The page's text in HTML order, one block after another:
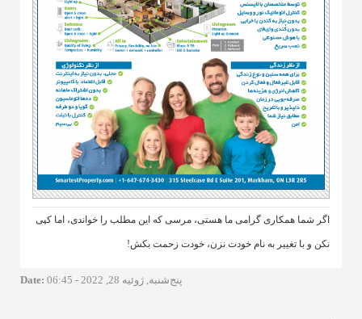
اگر شما همکاری گرامی ما هستی، مرسی که این مطلب را خواندی، اما کپی
نکن و با تغییر به نام خودت نزن، خودت زحمت بکش!
Date: پنج‌شنبه, ژوئیه 28, 2022 - 06:45